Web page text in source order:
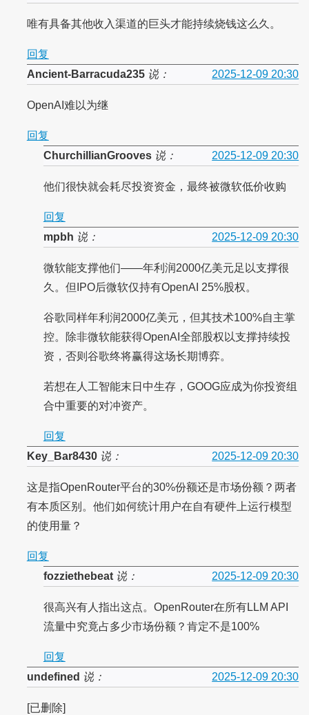
唯有具备其他收入渠道的巨头才能持续烧钱这么久。
回复
Ancient-Barracuda235说： 2025-12-09 20:30
OpenAI难以为继
回复
ChurchillianGrooves说： 2025-12-09 20:30
他们很快就会耗尽投资资金，最终被微软低价收购
回复
mpbh 说： 2025-12-09 20:30
微软能支撑他们——年利润2000亿美元足以支撑很
久。但IPO后微软仅持有OpenAI 25%股权。
谷歌同样年利润2000亿美元，但其技术100%自主掌
控。除非微软能获得OpenAI全部股权以支撑持续投
资，否则谷歌终将赢得这场长期博弈。
若想在人工智能末日中生存，GOOG应成为你投资组
合中重要的对冲资产。
回复
Key_Bar8430说： 2025-12-09 20:30
这是指OpenRouter平台的30%份额还是市场份额？两者
有本质区别。他们如何统计用户在自有硬件上运行模型
的使用量？
回复
fozziethebeat说： 2025-12-09 20:30
很高兴有人指出这点。OpenRouter在所有LLM API
流量中究竟占多少市场份额？肯定不是100%
回复
undefined 说： 2025-12-09 20:30
[已删除]